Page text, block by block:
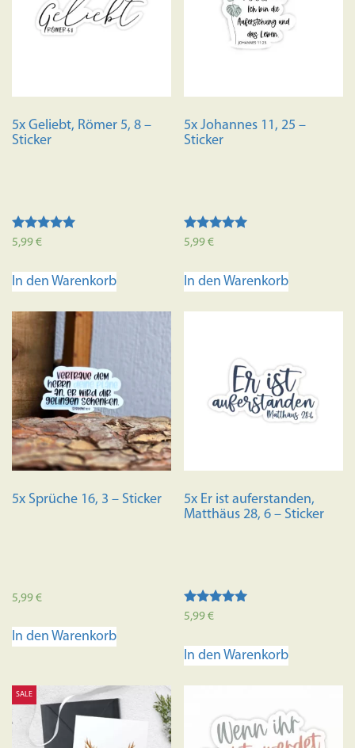
5x Geliebt, Römer 5, 8 –
Sticker
Bewertet mit
5,99€
In den Warenkorb
5x Johannes 11, 25 –
Sticker
Bewertet mit
5,99€
In den Warenkorb
5x Sprüche 16, 3 – Sticker
5,99€
In den Warenkorb
5x Er ist auferstanden,
Matthäus 28, 6 – Sticker
Bewertet mit
5,99€
In den Warenkorb
SALE